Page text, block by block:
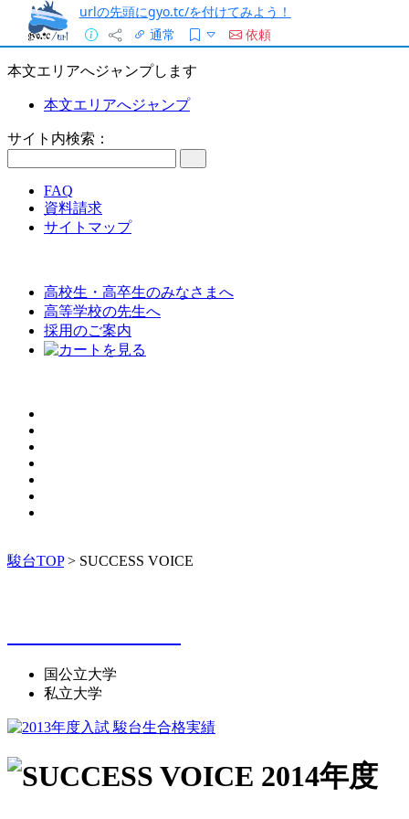
urlの先頭にgyo.tc/を付けてみよう！
通常
依頼